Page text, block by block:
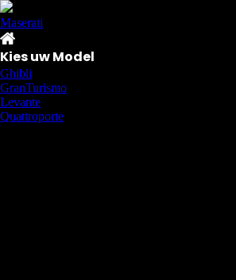
Kies uw Model
Ghibli
GranTurismo
Levante
Quattroporte